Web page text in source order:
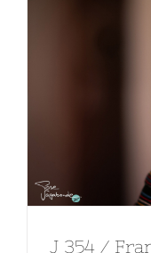
J 354 /